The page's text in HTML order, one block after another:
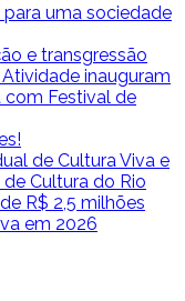
uma sociedade
e transgressão
inauguram
Festival de
de Cultura Viva e
Cultura do Rio
R$ 2,5 milhões
em 2026